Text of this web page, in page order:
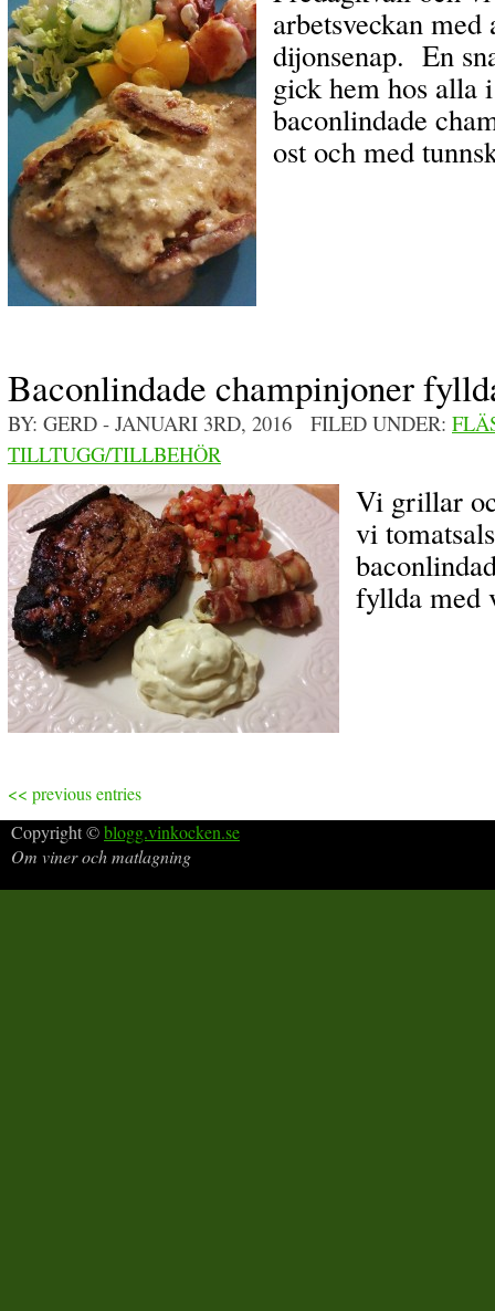
arbetsveckan
dijonsenap. En
gick hem hos
baconlindade
ost och med
Baconlindade champinjoner
BY: GERD - JANUARI 3RD, 2016 FILED UNDER:
TILLTUGG/TILLBEHÖR
Vi grillar
vi
fyllda med
<< previous entries
Copyright ©blogg.vinkocken.se
Om viner och matlagning